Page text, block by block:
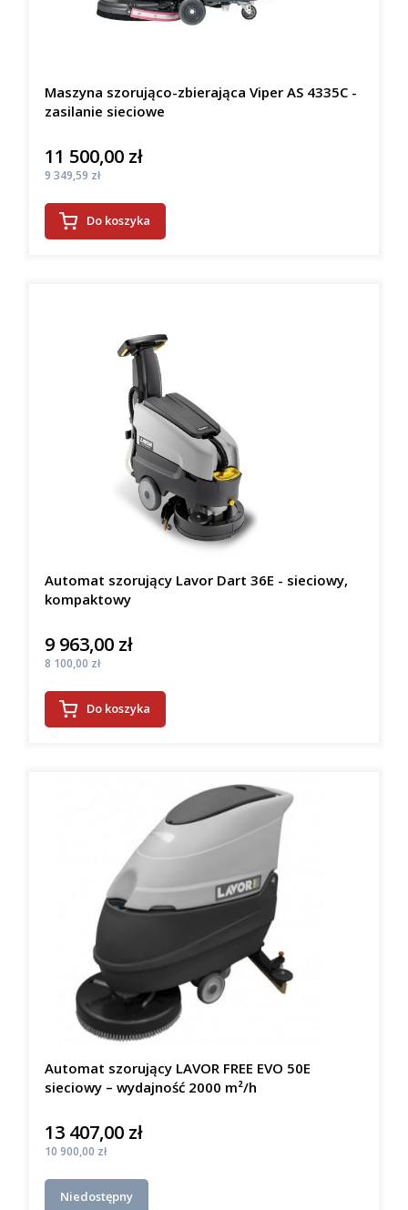
Maszyna szorująco-zbierająca Viper AS 4335C -
zasilanie sieciowe
Cena
11 500,00 zł
Cena
9 349,59 zł
Do koszyka
Automat szorujący Lavor Dart 36E - sieciowy,
kompaktowy
Cena
9 963,00 zł
Cena
8 100,00 zł
Do koszyka
Automat szorujący LAVOR FREE EVO 50E
sieciowy – wydajność 2000 m²/h
Cena
13 407,00 zł
Cena
10 900,00 zł
Niedostępny